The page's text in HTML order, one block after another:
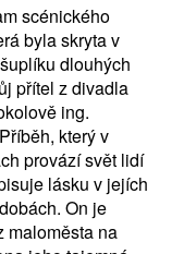
scénického
byla skryta v
dlouhých
přítel z divadla
ing.
který v
provází svět lidí
lásku v jejích
On je
maloměsta na